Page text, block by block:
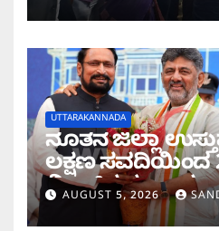
UTTARAKANNADA
ನೂತನ ಜಿಲ್ಲಾ
ಲಕ್ಷಣ ಸವದಿಯಿಂದ
ಮಿಂಚಿನ ಸಂಚಾರ
AUGUST 5, 2026